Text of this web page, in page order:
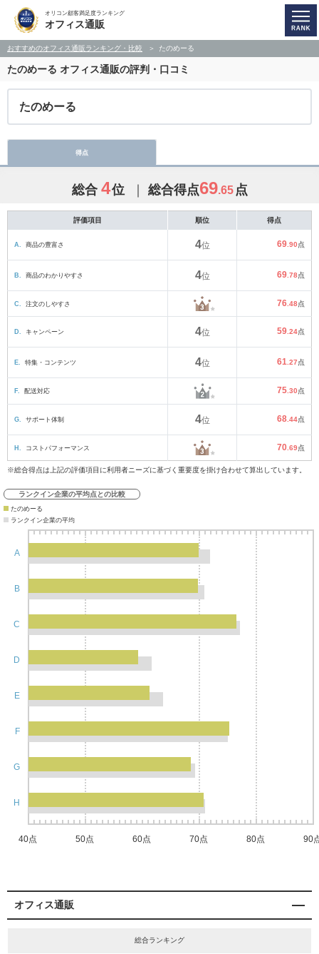
オリコン顧客満足度ランキング
オフィス通販
おすすめのオフィス通販ランキング・比較 たのめーる
たのめーる オフィス通販の評判・口コミ
たのめーる
得点
総合 4位 総合得点69.65 点
評価項目 順位 得点
A. 商品の豊富さ 4位 69 .90点
B. 商品のわかりやすさ 4位 69 .78点
C. 注文のしやすさ 76 .48点
D. キャンペーン 4位 59 .24点
E. 特集・コンテンツ 4位 61 .27点
F. 配送対応 75 .30点
G. サポート体制 4位 68 .44点
H. コストパフォーマンス 70 .69点
※総合得点は上記の評価項目に利用者ニーズに基づく重要度を掛け合わせて算出しています。
ランクイン企業の平均点との比較
たのめーる
ランクイン企業の平均
A
B
C
D
E
F
G
H
40点 50点 60点 70点 80点 90
オフィス通販
総合ランキング